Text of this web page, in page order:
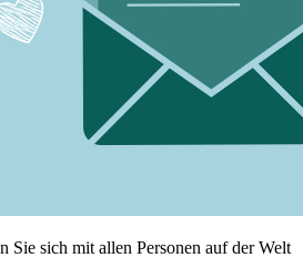
Sie sich mit allen Personen auf der Welt